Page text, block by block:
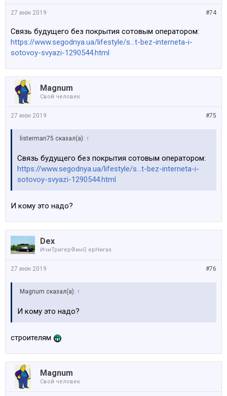
#74
27 июн 2019
Связь будущего без покрытия сотовым оператором:
https://www.segodnya.ua/lifestyle/s...t-bez-interneta-i-
sotovoy-svyazi-1290544.html
Magnum
Свой человек
#75
27 июн 2019
listerman75 сказал(а): ↑
Связь будущего без покрытия сотовым оператором:
https://www.segodnya.ua/lifestyle/s...t-bez-interneta-i-
sotovoy-svyazi-1290544.html
И кому это надо?
Dex
ИчиТригерФинG ерНигаз
#76
27 июн 2019
Magnum сказал(а): ↑
И кому это надо?
строителям
Magnum
Свой человек